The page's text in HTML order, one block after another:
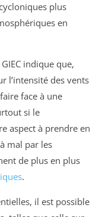
plus
en
indique que,
l’intensité des vents
face à une
si le
aspect à prendre en
mal par les
de plus en plus
.
il est possible